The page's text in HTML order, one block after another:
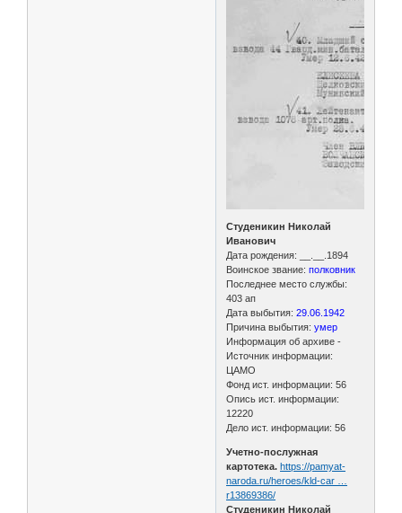
Студеникин Николай
Иванович
Дата рождения: __.__.1894
Воинское звание: полковник
Последнее место службы:
403 ап
Дата выбытия: 29.06.1942
Причина выбытия: умер
Информация об архиве -
Источник информации:
ЦАМО
Фонд ист. информации: 56
Опись ист. информации:
12220
Дело ист. информации: 56
Учетно-послужная
картотека. https://pamyat-
naroda.ru/heroes/kld-car …
r13869386/
Студеникин Николай